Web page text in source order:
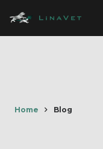
Home Blog